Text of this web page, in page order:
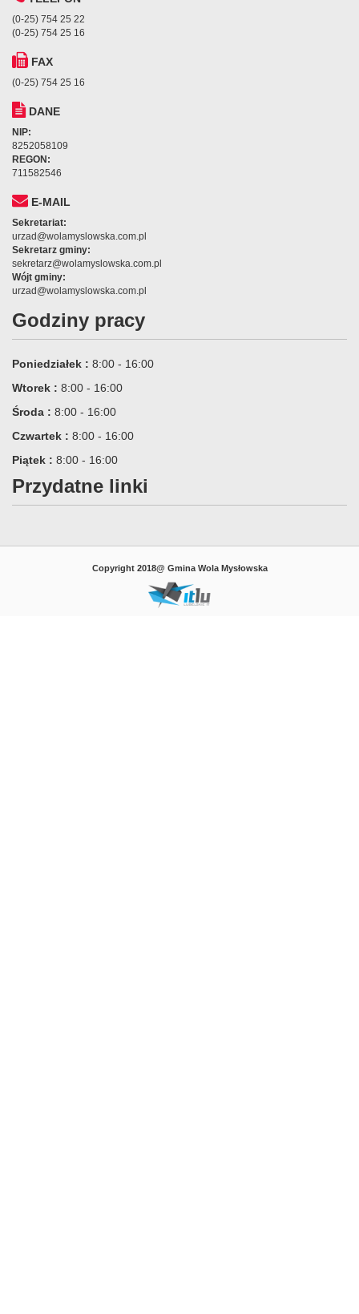
(0-25) 754 25 22
(0-25) 754 25 16
FAX
(0-25) 754 25 16
DANE
NIP:
8252058109
REGON:
711582546
E-MAIL
Sekretariat:
urzad@wolamyslowska.com.pl
Sekretarz gminy:
sekretarz@wolamyslowska.com.pl
Wójt gminy:
urzad@wolamyslowska.com.pl
Godziny pracy
Poniedziałek : 8:00 - 16:00
Wtorek : 8:00 - 16:00
Środa : 8:00 - 16:00
Czwartek : 8:00 - 16:00
Piątek : 8:00 - 16:00
Przydatne linki
Copyright 2018@ Gmina Wola Mysłowska